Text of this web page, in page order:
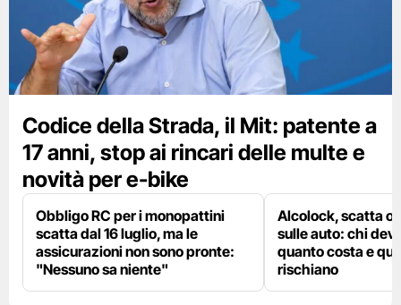
Codice della Strada, il Mit: patente a
17 anni, stop ai rincari delle multe e
novità per e-bike
Obbligo RC per i monopattini
scatta dal 16 luglio, ma le
assicurazioni non sono pronte:
"Nessuno sa niente"
Alcolock, scatta
sulle auto: chi
quanto costa e
rischiano